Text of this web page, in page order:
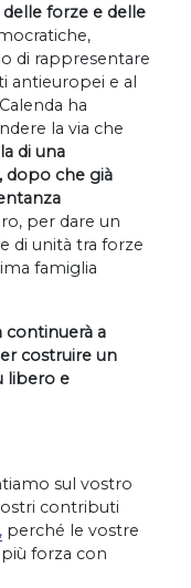
forze e delle
di rappresentare
antieuropei e al
ha
la via che
di una
dopo che già
per dare un
di unità tra forze
famiglia
continuerà a
costruire un
libero e
sul vostro
contributi
perché le vostre
forza con